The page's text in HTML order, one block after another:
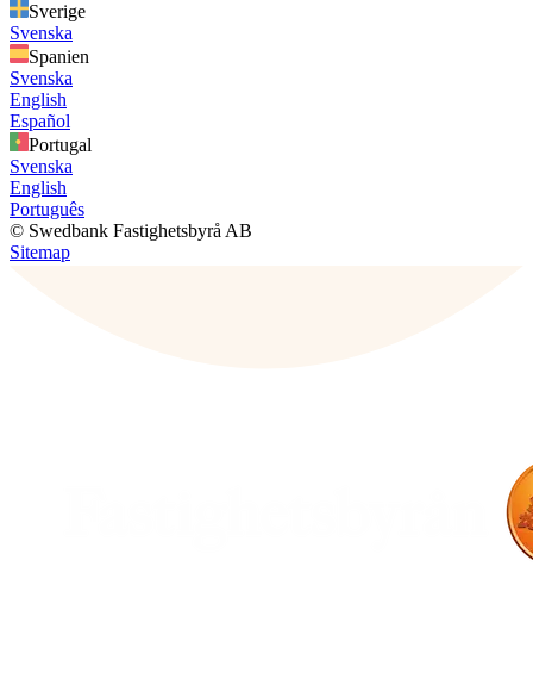
Sverige
Svenska
Spanien
Svenska
English
Español
Portugal
Svenska
English
Português
© Swedbank Fastighetsbyrå AB
Sitemap